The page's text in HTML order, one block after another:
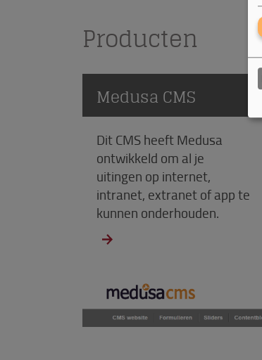
Producten
Medusa CMS
Dit CMS heeft Medusa
ontwikkeld om al je
uitingen op internet,
intranet, extranet of app te
kunnen onderhouden.